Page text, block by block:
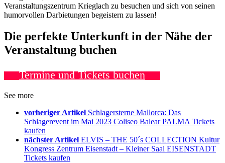
Veranstaltungszentrum Krieglach zu besuchen und sich von seinen
humorvollen Darbietungen begeistern zu lassen!
Die perfekte Unterkunft in der Nähe der
Veranstaltung buchen
Termine und Tickets buchen
See more
vorheriger Artikel Schlagersterne Mallorca: Das
Schlagerevent im Mai 2023 Coliseo Balear PALMA Tickets
kaufen
nächster Artikel ELVIS – THE 50´s COLLECTION Kultur
Kongress Zentrum Eisenstadt – Kleiner Saal EISENSTADT
Tickets kaufen